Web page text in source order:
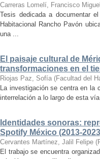
Carreras Lomelí, Francisco Miguel
Tesis dedicada a documentar
Habitacional Rancho Pavón
una ...
El paisaje cultural de
transformaciones en el
Riojas Paz, Sofía (Facultad del
La investigación se centra en la
interrelación a lo largo de esta
Identidades sonoras:
Spotify México (2013-
Cervantes Martínez, Jalil Felipe (
El trabajo se encuentra